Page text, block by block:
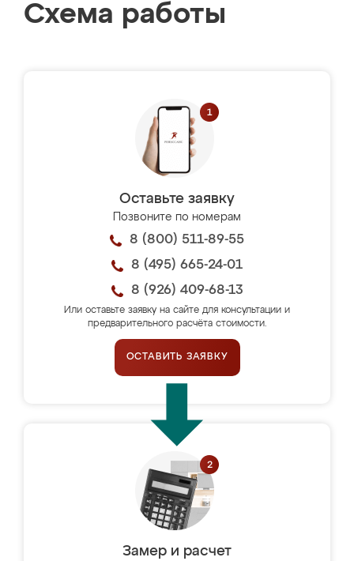
Схема работы
Оставьте заявку
Позвоните по номерам
8 (800) 511-89-55
8 (495) 665-24-01
8 (926) 409-68-13
Или оставьте заявку на сайте для консультации и
предварительного расчёта стоимости.
ОСТАВИТЬ ЗАЯВКУ
Замер и расчет